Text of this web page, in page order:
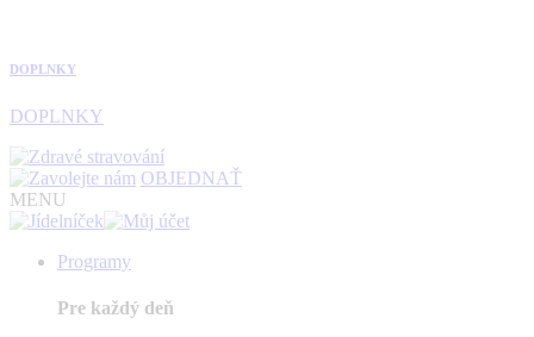
DOPLNKY
DOPLNKY
OBJEDNAŤ
MENU
Programy
Pre každý deň